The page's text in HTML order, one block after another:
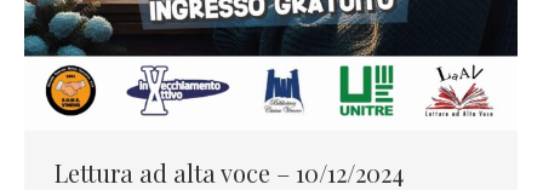
Lettura ad alta voce – 10/12/2024